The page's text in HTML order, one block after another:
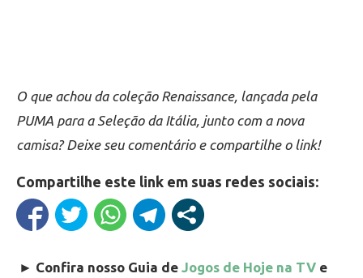
O que achou da coleção Renaissance, lançada pela
PUMA para a Seleção da Itália, junto com a nova
camisa? Deixe seu comentário e compartilhe o link!
Compartilhe este link em suas redes sociais:
► Confira nosso Guia de Jogos de Hoje na TV e